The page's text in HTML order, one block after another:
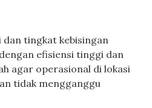
dan tingkat kebisingan
efisiensi tinggi dan
agar operasional di lokasi
tidak mengganggu